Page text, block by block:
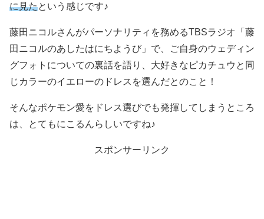
に見たという感じです♪
藤田ニコルさんがパーソナリティを務めるTBSラジオ「藤
田ニコルのあしたはにちようび」で、ご自身のウェディン
グフォトについての裏話を語り、大好きなピカチュウと同
じカラーのイエローのドレスを選んだとのこと！
そんなポケモン愛をドレス選びでも発揮してしまうところ
は、とてもにこるんらしいですね♪
スポンサーリンク